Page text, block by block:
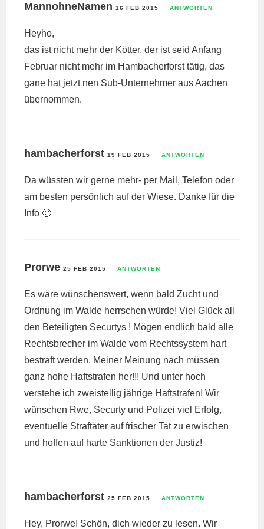
MannohneNamen16 FEB 2015 ANTWORTEN
Heyho,
das ist nicht mehr der Kötter, der ist seid Anfang
Februar nicht mehr im Hambacherforst tätig, das
gane hat jetzt nen Sub-Unternehmer aus Aachen
übernommen.
hambacherforst 19 FEB 2015 ANTWORTEN
Da wüssten wir gerne mehr- per Mail, Telefon oder
am besten persönlich auf der Wiese. Danke für die
Info 🙂
Prorwe25 FEB 2015 ANTWORTEN
Es wäre wünschenswert, wenn bald Zucht und
Ordnung im Walde herrschen würde! Viel Glück all
den Beteiligten Securtys ! Mögen endlich bald alle
Rechtsbrecher im Walde vom Rechtssystem hart
bestraft werden. Meiner Meinung nach müssen
ganz hohe Haftstrafen her!!! Und unter hoch
verstehe ich zweistellig jährige Haftstrafen! Wir
wünschen Rwe, Securty und Polizei viel Erfolg,
eventuelle Straftäter auf frischer Tat zu erwischen
und hoffen auf harte Sanktionen der Justiz!
hambacherforst 25 FEB 2015 ANTWORTEN
Hey, Prorwe! Schön, dich wieder zu lesen. Wir